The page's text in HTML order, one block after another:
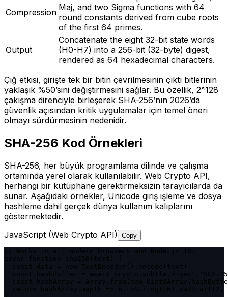
Compression Maj, and two Sigma functions with 64
round constants derived from cube roots
of the first 64 primes.
Output
Concatenate the eight 32-bit state words
(H0-H7) into a 256-bit (32-byte) digest,
rendered as 64 hexadecimal characters.
Çığ etkisi, girişte tek bir bitin çevrilmesinin çıktı bitlerinin
yaklaşık %50’sini değiştirmesini sağlar. Bu özellik, 2^128
çakışma direnciyle birleşerek SHA-256’nın 2026’da
güvenlik açısından kritik uygulamalar için temel öneri
olmayı sürdürmesinin nedenidir.
SHA-256 Kod Örnekleri
SHA-256, her büyük programlama dilinde ve çalışma
ortamında yerel olarak kullanılabilir. Web Crypto API,
herhangi bir kütüphane gerektirmeksizin tarayıcılarda da
sunar. Aşağıdaki örnekler, Unicode giriş işleme ve dosya
hashleme dahil gerçek dünya kullanım kalıplarını
göstermektedir.
JavaScript (Web Crypto API) Copy
const hashBuffer = await crypto.subtle.digest('SHA-
const hashArray = Array.from(new